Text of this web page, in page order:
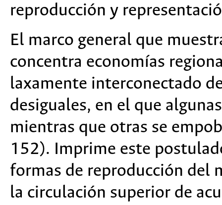
reproducción y
El marco general que
concentra economías
laxamente interconectado
desiguales, en el que
mientras que otras se
152). Imprime este
formas de reproducción del
la circulación superior de